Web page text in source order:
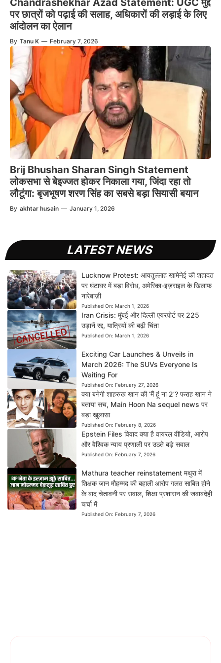
पर छात्रों को पढ़ाई की सलाह, अधिकारों की लड़ाई के लिए
आंदोलन का ऐलान
By Tanu K — February 7, 2026
Brij Bhushan Sharan Singh Statement
लोकसभा से बेइज्जत होकर निकाला गया, जिंदा रहा तो
लौटूंगा: बृजभूषण शरण सिंह का सबसे बड़ा सियासी बयान
By akhtar husain — January 1, 2026
LATEST NEWS
Lucknow Protest: आयतुल्लाह खामेनेई की शहादत
पर घंटाघर में बड़ा विरोध, अमेरिका-इज़राइल के खिलाफ
नारेबाज़ी
Published On: March 1, 2026
Iran Crisis: मुंबई और दिल्ली एयरपोर्ट पर 225
उड़ानें रद्द, यात्रियों की बढ़ी चिंता
Published On: March 1, 2026
Exciting Car Launches & Unveils in
March 2026: The SUVs Everyone Is
Waiting For
Published On: February 27, 2026
क्या बनेगी शाहरुख खान की ‘मैं हूं ना 2’? फराह खान ने
बताया सच, Main Hoon Na sequel news पर
बड़ा खुलासा
Published On: February 8, 2026
Epstein Files विवाद क्या है वायरल वीडियो, आरोप
और वैश्विक न्याय प्रणाली पर उठते बड़े सवाल
Published On: February 7, 2026
Mathura teacher reinstatement मथुरा में
शिक्षक जान मौहम्मद की बहाली आरोप गलत साबित होने
के बाद चेतावनी पर सवाल, शिक्षा प्रशासन की जवाबदेही
चर्चा में
Published On: February 7, 2026